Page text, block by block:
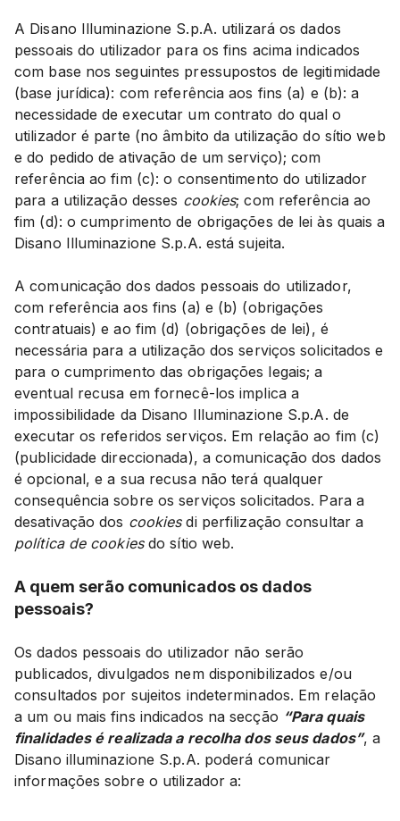
A Disano Illuminazione S.p.A. utilizará os dados
pessoais do utilizador para os fins acima indicados
com base nos seguintes pressupostos de legitimidade
(base jurídica): com referência aos fins (a) e (b): a
necessidade de executar um contrato do qual o
utilizador é parte (no âmbito da utilização do sítio web
e do pedido de ativação de um serviço); com
referência ao fim (c): o consentimento do utilizador
para a utilização desses cookies; com referência ao
fim (d): o cumprimento de obrigações de lei às quais a
Disano Illuminazione S.p.A. está sujeita.
A comunicação dos dados pessoais do utilizador,
com referência aos fins (a) e (b) (obrigações
contratuais) e ao fim (d) (obrigações de lei), é
necessária para a utilização dos serviços solicitados e
para o cumprimento das obrigações legais; a
eventual recusa em fornecê-los implica a
impossibilidade da Disano Illuminazione S.p.A. de
executar os referidos serviços. Em relação ao fim (c)
(publicidade direccionada), a comunicação dos dados
é opcional, e a sua recusa não terá qualquer
consequência sobre os serviços solicitados. Para a
desativação dos cookiesdi perfilização consultar a
política de cookiesdo sítio web.
A quem serão comunicados os dados
pessoais?
Os dados pessoais do utilizador não serão
publicados, divulgados nem disponibilizados e/ou
consultados por sujeitos indeterminados. Em relação
a um ou mais fins indicados na secção “Para quais
finalidades é realizada a recolha dos seus dados”, a
Disano illuminazione S.p.A. poderá comunicar
informações sobre o utilizador a: